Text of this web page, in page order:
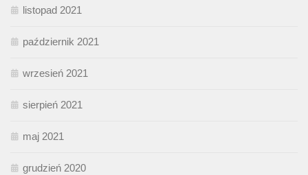
listopad 2021
październik 2021
wrzesień 2021
sierpień 2021
maj 2021
grudzień 2020